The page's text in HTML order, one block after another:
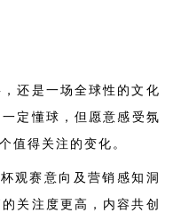
，还是一场全球性的文化
一定懂球 ，但愿意感受氛
值得关注的变化。
观赛意向及营销感知洞
关注度更高，内容共创